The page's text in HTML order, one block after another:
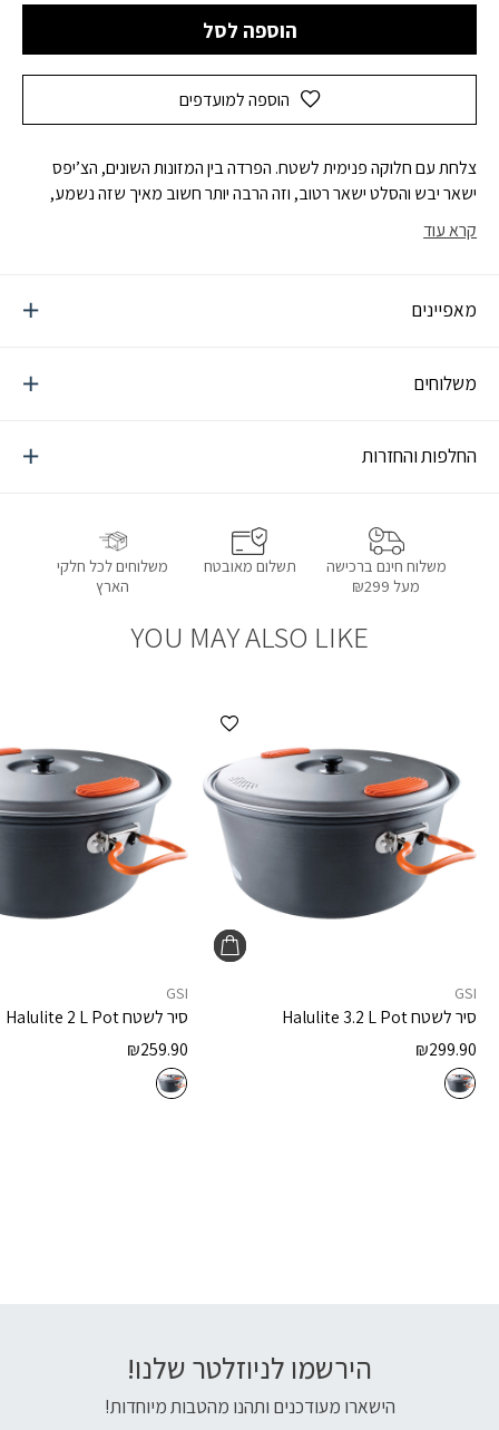
הוספה לסל
הוספה למועדפים
צלחת עם חלוקה פנימית לשטח. הפרדה בין המזונות השונים, הצ’יפס
ישאר יבש והסלט ישאר רטוב, וזה הרבה יותר חשוב מאיך שזה נשמע,
לשימוש רב פעמי
קרא עוד
מאפיינים
משלוחים
החלפות והחזרות
משלוח חינם ברכישה
מעל ₪299
תשלום מאובטח
משלוחים לכל חלקי
הארץ
YOU MAY ALSO LIKE
הוספה למועדפים
GSI
סיר לשטחHalulite 3.2 L Pot
₪299.90
GSI
סיר לשטחHalulite 2 L Pot
₪259.90
הירשמו לניוזלטר שלנו!
הישארו מעודכנים ותהנו מהטבות מיוחדות!